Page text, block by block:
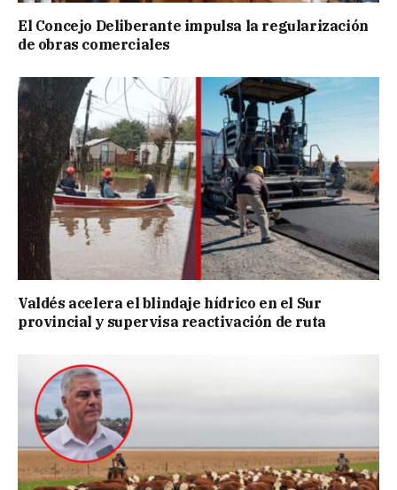
El Concejo Deliberante impulsa la regularización
de obras comerciales
Valdés acelera el blindaje hídrico en el Sur
provincial y supervisa reactivación de ruta